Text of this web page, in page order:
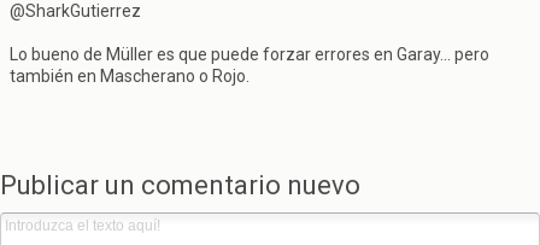
@SharkGutierrez
Lo bueno de Müller es que puede forzar errores en Garay... pero
también en Mascherano o Rojo.
Publicar un comentario nuevo